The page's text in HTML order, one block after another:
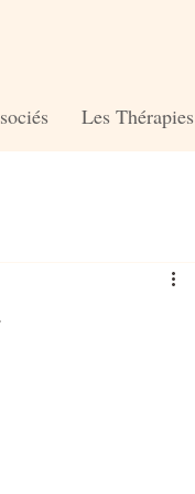
Les Thérapies